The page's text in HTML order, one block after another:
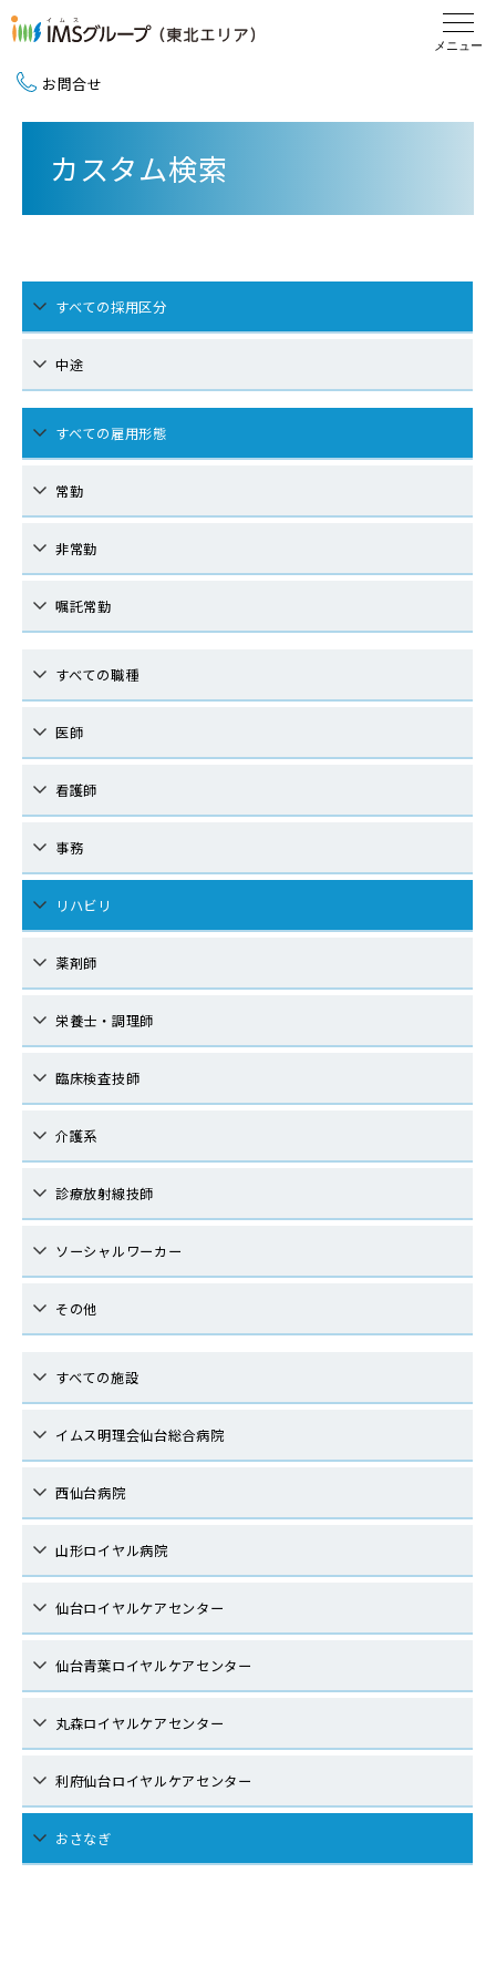
お問合せ
カスタム検索
すべての採用区分
中途
すべての雇用形態
常勤
非常勤
嘱託常勤
すべての職種
医師
看護師
事務
リハビリ
薬剤師
栄養士・調理師
臨床検査技師
介護系
診療放射線技師
ソーシャルワーカー
その他
すべての施設
イムス明理会仙台総合病院
西仙台病院
山形ロイヤル病院
仙台ロイヤルケアセンター
仙台青葉ロイヤルケアセンター
丸森ロイヤルケアセンター
利府仙台ロイヤルケアセンター
おさなぎ